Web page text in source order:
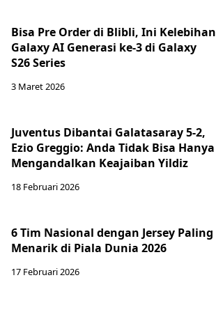
Bisa Pre Order di Blibli, Ini Kelebihan
Galaxy AI Generasi ke-3 di Galaxy
S26 Series
3 Maret 2026
Juventus Dibantai Galatasaray 5-2,
Ezio Greggio: Anda Tidak Bisa Hanya
Mengandalkan Keajaiban Yildiz
18 Februari 2026
6 Tim Nasional dengan Jersey Paling
Menarik di Piala Dunia 2026
17 Februari 2026